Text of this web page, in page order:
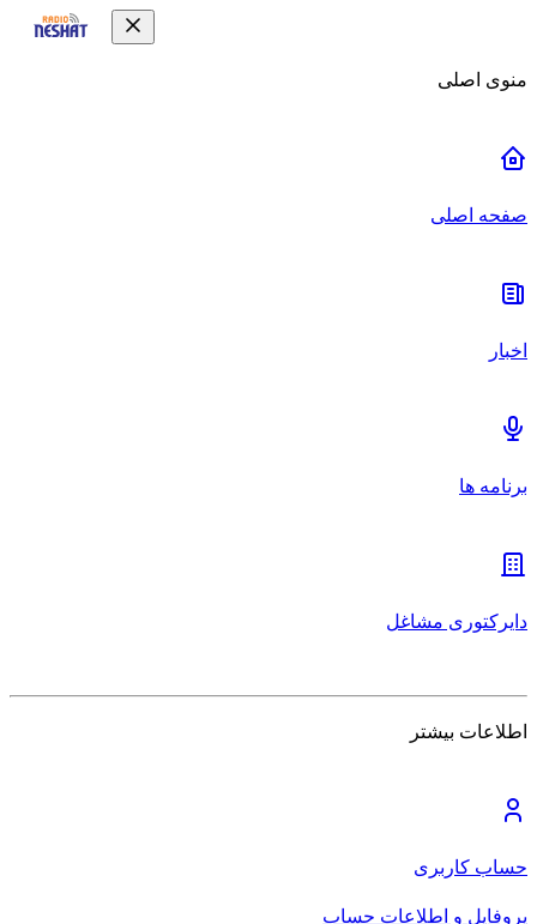
منوی اصلی
صفحه اصلی
اخبار
برنامه ها
دایرکتوری مشاغل
اطلاعات بیشتر
حساب کاربری
پروفایل و اطلاعات حساب